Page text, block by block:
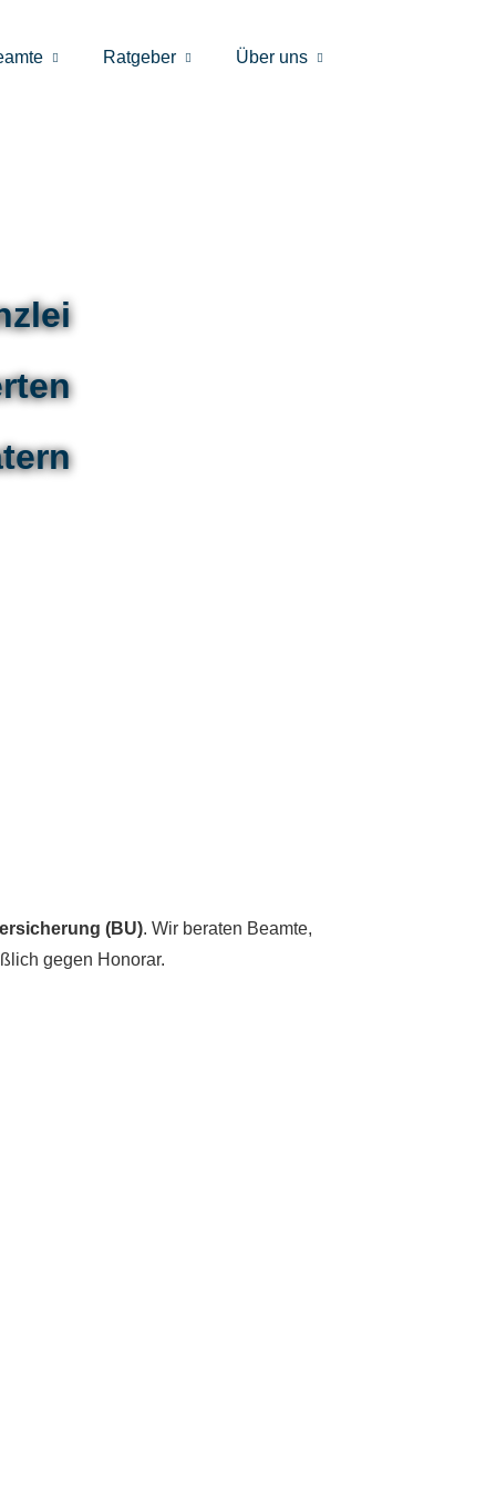
Ratgeber Über uns
(BU). Wir beraten Beamte,
gegen Honorar.